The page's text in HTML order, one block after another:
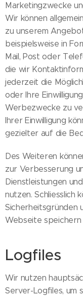
Marketingzwecke
Wir können
zu unserem
beispielsweise in
Mail, Post oder
die wir
jederzeit die
oder Ihre
Werbezwecke zu
Ihrer Einwilligung
gezielter auf die
Des Weiteren
zur Verbesserung
Dienstleistungen
nutzen. Schliesslich
Sicherheitsgründen
Webseite
Logfiles
Wir nutzen
Server-Logfiles, um